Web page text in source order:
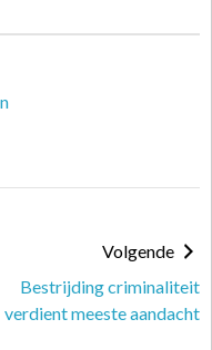
Volgende
Bestrijding criminaliteit
verdient meeste aandacht